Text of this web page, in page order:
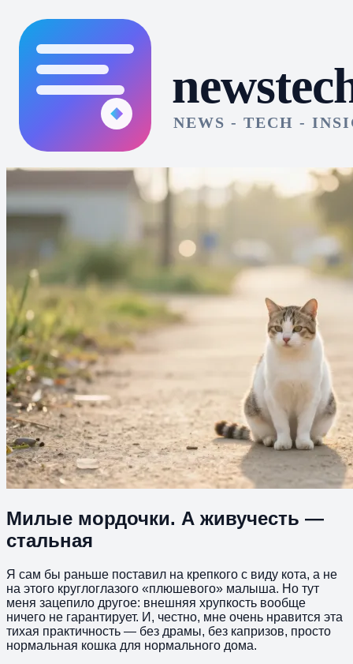
Милые мордочки. А живучесть —
стальная
Я сам бы раньше поставил на крепкого с виду кота, а не
на этого круглоглазого «плюшевого» малыша. Но тут
меня зацепило другое: внешняя хрупкость вообще
ничего не гарантирует. И, честно, мне очень нравится эта
тихая практичность — без драмы, без капризов, просто
нормальная кошка для нормального дома.